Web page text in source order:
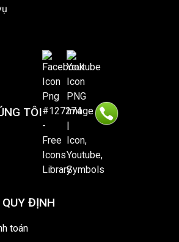
TÔI
ĐỊNH
toán